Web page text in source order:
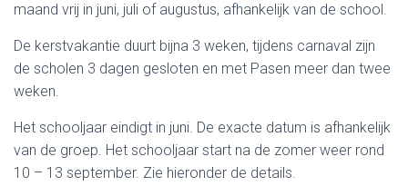
maand vrij in juni, juli of augustus, afhankelijk van de school.
De kerstvakantie duurt bijna 3 weken, tijdens carnaval zijn
de scholen 3 dagen gesloten en met Pasen meer dan twee
weken.
Het schooljaar eindigt in juni. De exacte datum is afhankelijk
van de groep. Het schooljaar start na de zomer weer rond
10 – 13 september. Zie hieronder de details.